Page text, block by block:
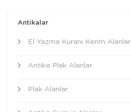
Antikalar
El Yazma Kuranı Kerim Alanlar
Antika Plak Alanlar
Plak Alanlar